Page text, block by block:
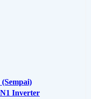
Inverter